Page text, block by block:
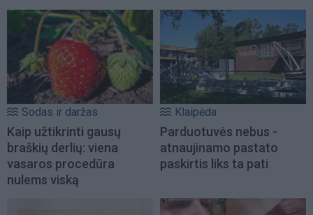
Sodas ir daržas
Kaip užtikrinti gausų
braškių derlių: viena
vasaros procedūra
nulems viską
Klaipėda
Parduotuvės nebus -
atnaujinamo pastato
paskirtis liks ta pati